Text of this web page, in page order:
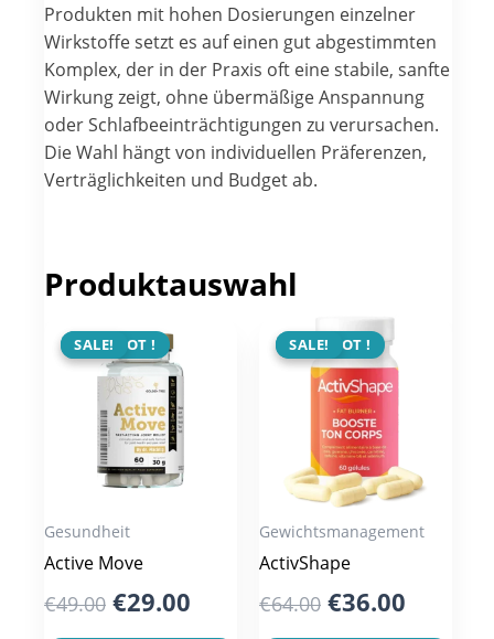
Produkten mit hohen Dosierungen einzelner
Wirkstoffe setzt es auf einen gut abgestimmten
Komplex, der in der Praxis oft eine stabile, sanfte
Wirkung zeigt, ohne übermäßige Anspannung
oder Schlafbeeinträchtigungen zu verursachen.
Die Wahl hängt von individuellen Präferenzen,
Verträglichkeiten und Budget ab.
Produktauswahl
ANGEBOT !
SALE!
Gesundheit
Active Move
€49.00 Original
price
€29.00 Current
price
ANGEBOT !
SALE!
Gewichtsmanagement
ActivShape
€64.00 Original
price
€36.00
price